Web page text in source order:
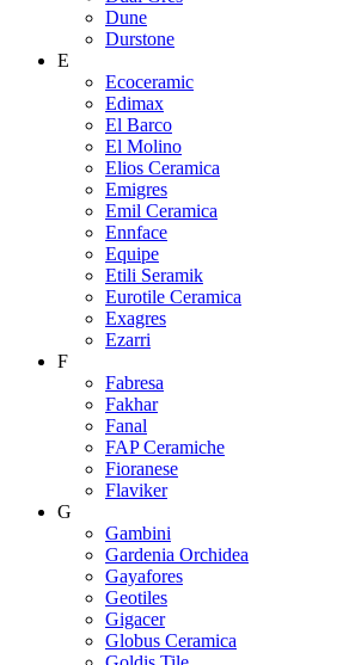
Dune
Durstone
E
Ecoceramic
Edimax
El Barco
El Molino
Elios Ceramica
Emigres
Emil Ceramica
Ennface
Equipe
Etili Seramik
Eurotile Ceramica
Exagres
Ezarri
F
Fabresa
Fakhar
Fanal
FAP Ceramiche
Fioranese
Flaviker
G
Gambini
Gardenia Orchidea
Gayafores
Geotiles
Gigacer
Globus Ceramica